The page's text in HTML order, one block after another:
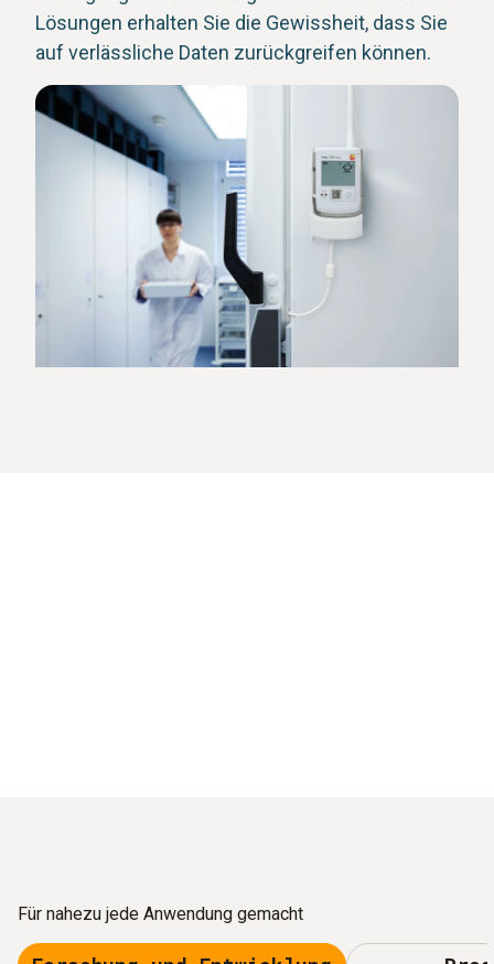
Lösungen erhalten Sie die Gewissheit, dass Sie
auf verlässliche Daten zurückgreifen können.
Für nahezu jede Anwendung gemacht